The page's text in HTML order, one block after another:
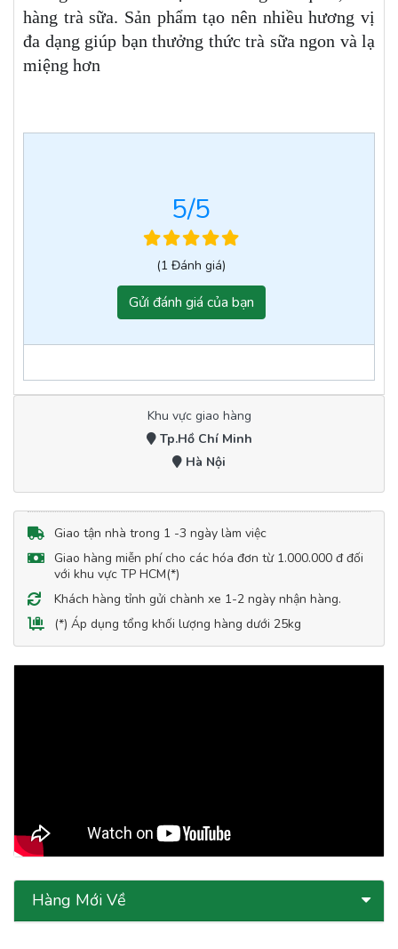
hàng trà sữa. Sản phẩm tạo nên nhiều hương vị
đa dạng giúp bạn thưởng thức trà sữa ngon và lạ
miệng hơn
5/5
(1 Đánh giá)
Gửi đánh giá của bạn
Khu vực giao hàng
Tp.Hồ Chí Minh
Hà Nội
Giao tận nhà trong 1 -3 ngày làm việc
Giao hàng miễn phí cho các hóa đơn từ 1.000.000 đ đối
với khu vực TP HCM(*)
Khách hàng tỉnh gửi chành xe 1-2 ngày nhận hàng.
(*) Áp dụng tổng khối lượng hàng dưới 25kg
Hàng Mới Về